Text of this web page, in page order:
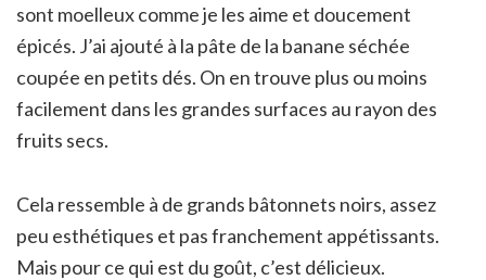
sont moelleux comme je les aime et doucement
épicés. J’ai ajouté à la pâte de la banane séchée
coupée en petits dés. On en trouve plus ou moins
facilement dans les grandes surfaces au rayon des
fruits secs.
Cela ressemble à de grands bâtonnets noirs, assez
peu esthétiques et pas franchement appétissants.
Mais pour ce qui est du goût, c’est délicieux.